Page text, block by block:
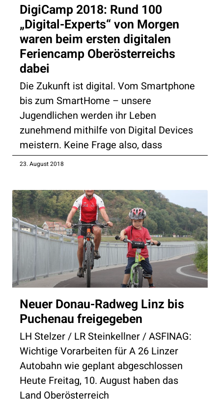
DigiCamp 2018: Rund 100
„Digital-Experts“ von Morgen
waren beim ersten digitalen
Feriencamp Oberösterreichs
dabei
Die Zukunft ist digital. Vom Smartphone
bis zum SmartHome – unsere
Jugendlichen werden ihr Leben
zunehmend mithilfe von Digital Devices
meistern. Keine Frage also, dass
23. August 2018
Neuer Donau-Radweg Linz bis
Puchenau freigegeben
LH Stelzer / LR Steinkellner / ASFINAG:
Wichtige Vorarbeiten für A 26 Linzer
Autobahn wie geplant abgeschlossen
Heute Freitag, 10. August haben das
Land Oberösterreich